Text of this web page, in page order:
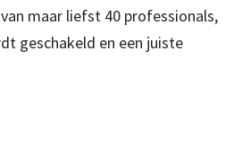
maar liefst 40 professionals,
geschakeld en een juiste